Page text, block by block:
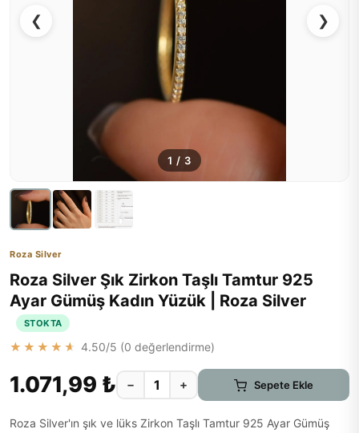
❮ ❯
1 / 3
Roza Silver
Roza Silver Şık Zirkon Taşlı Tamtur 925
Ayar Gümüş Kadın Yüzük | Roza Silver
STOKTA
★★★★★ 4.50/5 (0 değerlendirme)
1.071,99 ₺ − + Sepete Ekle
Roza Silver'ın şık ve lüks Zirkon Taşlı Tamtur 925 Ayar Gümüş